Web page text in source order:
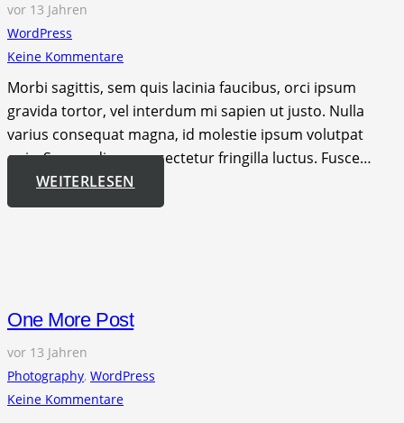
vor 13 Jahren
WordPress
Keine Kommentare
Morbi sagittis, sem quis lacinia faucibus, orci ipsum
gravida tortor, vel interdum mi sapien ut justo. Nulla
varius consequat magna, id molestie ipsum volutpat
quis. Suspendisse consectetur fringilla luctus. Fusce…
WEITERLESEN
One More Post
vor 13 Jahren
Photography, WordPress
Keine Kommentare